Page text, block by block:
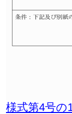
様式第4号の